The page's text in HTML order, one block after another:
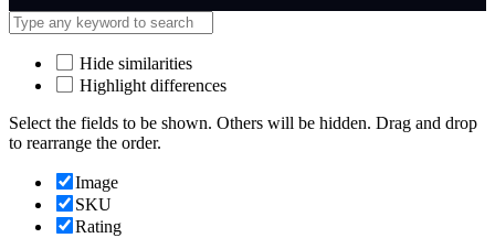
Hide similarities
Highlight differences
Select the fields to be shown. Others will be hidden. Drag and drop
to rearrange the order.
Image
SKU
Rating